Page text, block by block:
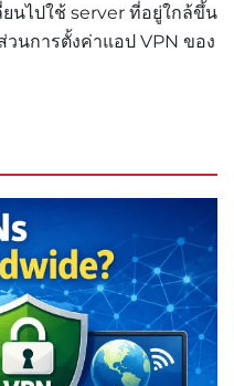
ยนไปใช้ server ที่อยู่ใกล้ขึ้น
นการตั้งค่าแอป VPN ของ